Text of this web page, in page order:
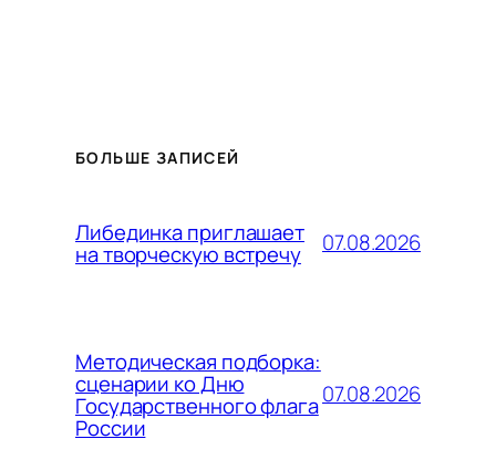
БОЛЬШЕ ЗАПИСЕЙ
Либединка приглашает
на творческую встречу 07.08.2026
Методическая подборка:
сценарии ко Дню
Государственного флага
России
07.08.2026